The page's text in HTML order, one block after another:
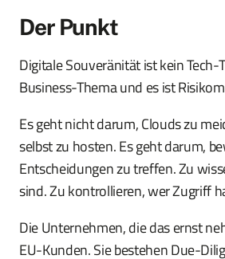
Der Punkt
Digitale Souveränität ist kein Tech-
Business-Thema und es ist
Es geht nicht darum, Clouds zu
selbst zu hosten. Es geht darum,
Entscheidungen zu treffen. Zu
sind. Zu kontrollieren, wer Zugriff
Die Unternehmen, die das ernst
EU-Kunden. Sie bestehen Due-